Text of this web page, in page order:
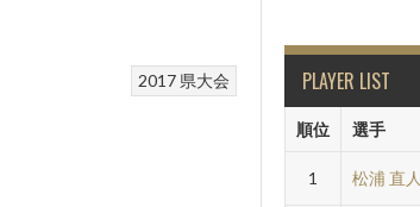
2017 県大会 PLAYER LIST
順位 選手
1 松浦 直人